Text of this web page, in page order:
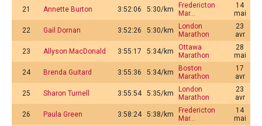
21 Annette Burton 3:52:06 5:30/km
Fredericton
Mar…
14
mai
22 Gail Dornan 3:52:26 5:30/km
London
Marathon
23
avr
23 Allyson MacDonald 3:55:17 5:34/km
Ottawa
Marathon
28
mai
24 Brenda Guitard 3:55:36 5:34/km
Boston
Marathon
17
avr
25 Sharon Turnell 3:55:54 5:35/km
London
Marathon
23
avr
26 Paula Green 3:58:24 5:38/km
Fredericton
Mar…
14
mai